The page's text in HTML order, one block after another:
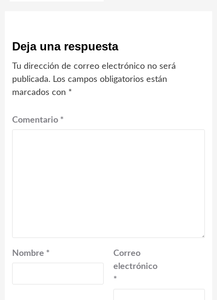
Deja una respuesta
Tu dirección de correo electrónico no será
publicada. Los campos obligatorios están
marcados con *
Comentario *
Nombre *
Correo
electrónico
*